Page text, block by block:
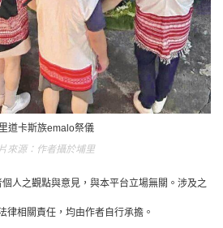
道卡斯族emalo祭儀
作者攝於埔里
人之觀點與意見，與本平台立場無關。涉及之
律相關責任，均由作者自行承擔。